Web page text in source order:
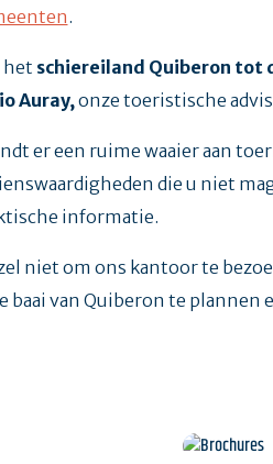
.
het schiereiland Quiberon tot
Auray,onze toeristische
er een ruime waaier aan
die u niet
informatie.
niet om ons kantoor te
baai van Quiberon te plannen